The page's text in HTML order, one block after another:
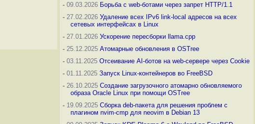
- 09.03.2026 Борьба с web-ботами через запрет HTTP/1.1
- 27.02.2026 Удаление всех IPv6 link-local адресов на всех
сетевых интерфейсах в Linux
- 27.01.2026 Ускорение пересборки llama.cpp
- 25.12.2025 Атомарные обновления в OSTree
- 03.11.2025 Отсеивание AI-ботов на web-сервере через Cookie
- 01.11.2025 Запуск Linux-контейнеров во FreeBSD
- 26.10.2025 Создание загрузочного атомарно обновляемого
образа Oracle Linux при помощи OSTree
- 19.09.2025 Сборка deb-пакета для решения проблем с
плагином nvim-cmp для neovim в Debian 13